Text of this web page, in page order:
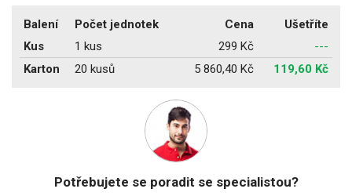
Balení Počet jednotek Cena
Ušetříte
Kus
1 kus 299 Kč
---
Karton
20 kusů 5 860,40 Kč 119,60 Kč
Potřebujete se poradit se specialistou?